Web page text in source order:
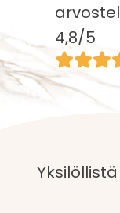
0
+
4,8/5